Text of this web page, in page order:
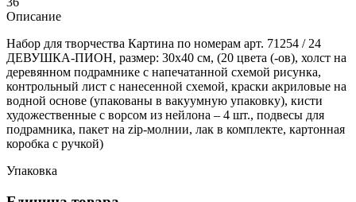
Описание
Набор для творчества Картина по номерам арт. 71254 / 24
ДЕВУШКА-ПИОН, размер: 30х40 см, (20 цвета (-ов), холст на
деревянном подрамнике с напечатанной схемой рисунка,
контрольный лист с нанесенной схемой, краски акриловые на
водной основе (упакованы в вакуумную упаковку), кисти
художественные с ворсом из нейлона – 4 шт., подвесы для
подрамника, пакет на zip-молнии, лак в комплекте, картонная
коробка с ручкой)
Упаковка